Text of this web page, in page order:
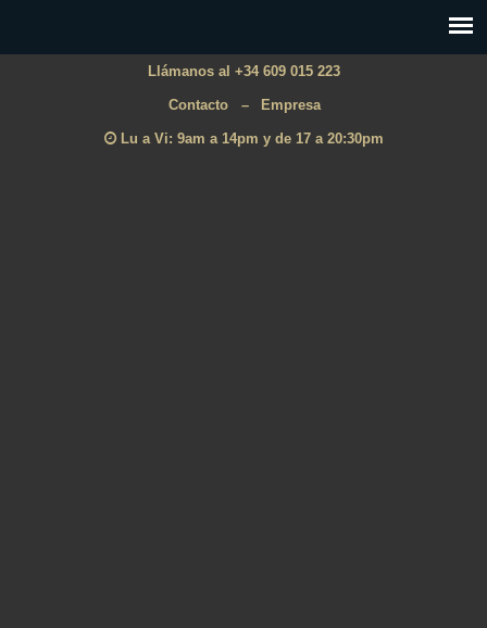
Llámanos al +34 609 015 223
Contacto – Empresa
Lu a Vi: 9am a 14pm y de 17 a 20:30pm